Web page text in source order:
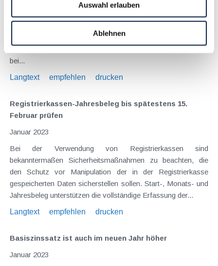
Auswahl erlauben
Ablehnen
Jänner Fälligkeiten 16.1. USt für November 2022
bei...
Langtext
empfehlen drucken
Registrierkassen-Jahresbeleg bis spätestens 15.
Februar prüfen
Januar 2023
Bei der Verwendung von Registrierkassen sind
bekanntermaßen Sicherheitsmaßnahmen zu beachten, die
den Schutz vor Manipulation der in der Registrierkasse
gespeicherten Daten sicherstellen sollen. Start-, Monats- und
Jahresbeleg unterstützen die vollständige Erfassung der...
Langtext
empfehlen drucken
Basiszinssatz ist auch im neuen Jahr höher
Januar 2023